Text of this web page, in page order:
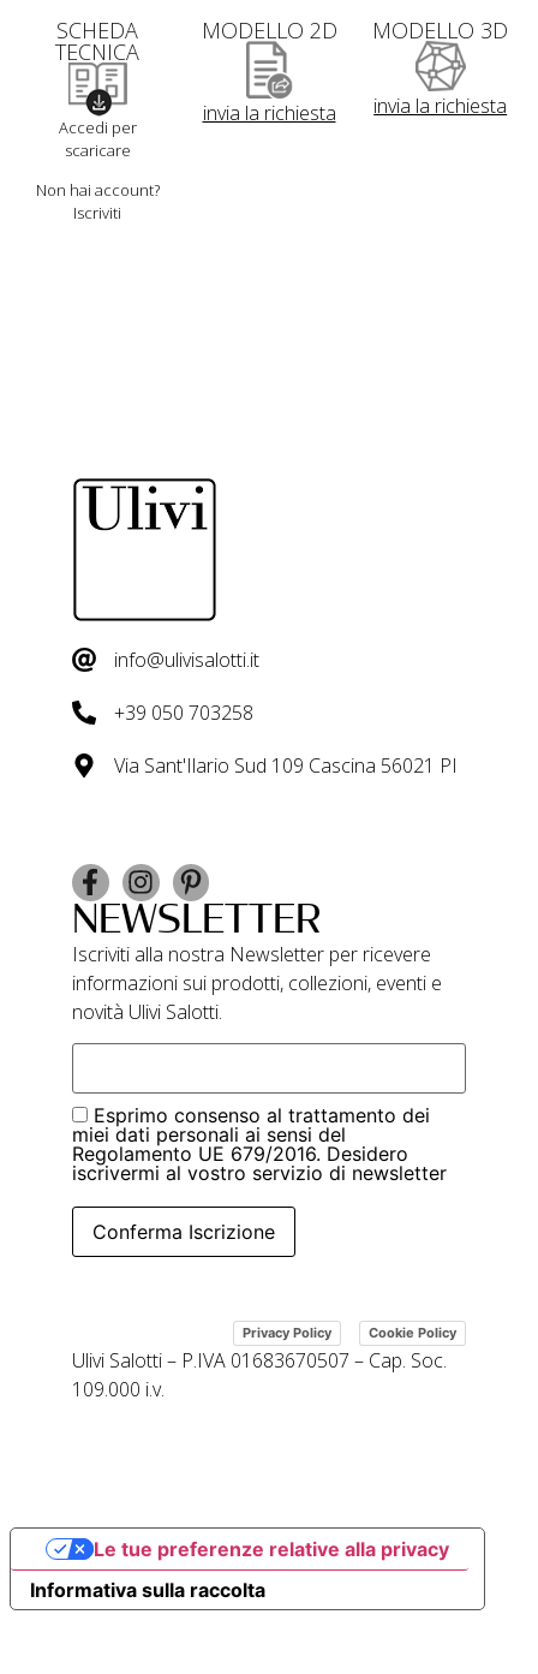
SCHEDA
TECNICA
Accedi per
scaricare
Non hai account?
Iscriviti
MODELLO 2D
invia la richiesta
MODELLO 3D
invia la richiesta
info@ulivisalotti.it
+39 050 703258
Via Sant'Ilario Sud 109 Cascina 56021 PI
NEWSLETTER
Iscriviti alla nostra Newsletter per ricevere
informazioni sui prodotti, collezioni, eventi e
novità Ulivi Salotti.
Esprimo consenso al trattamento dei
miei dati personali ai sensi del
Regolamento UE 679/2016. Desidero
iscrivermi al vostro servizio di newsletter
Conferma Iscrizione
Privacy Policy Cookie Policy
Ulivi Salotti – P.IVA 01683670507 – Cap. Soc.
109.000 i.v.
Informativa sulla raccolta
Le tue preferenze relative alla privacy